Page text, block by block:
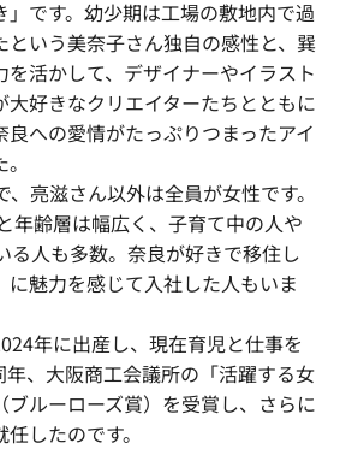
」です。幼少期は工場の敷地内で過
という美奈子さん独自の感性と、巽
活かして、デザイナーやイラスト
大好きなクリエイターたちとともに
への愛情がたっぷりつまったアイ
亮滋さん以外は全員が女性です。
年齢層は幅広く、子育て中の人や
る人も多数。奈良が好きで移住し
に魅力を感じて入社した人もいま
年に出産し、現在育児と仕事を
年、大阪商工会議所の「活躍する女
ルーローズ賞）を受賞し、さらに
したのです。